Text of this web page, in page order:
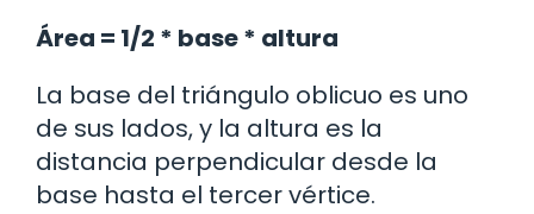
Área = 1/2 * base * altura
La base del triángulo oblicuo es uno
de sus lados, y la altura es la
distancia perpendicular desde la
base hasta el tercer vértice.